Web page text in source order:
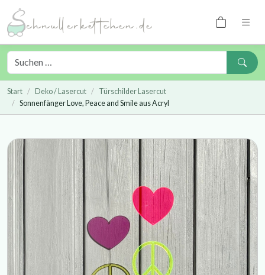
Start Deko / Lasercut
Türschilder Lasercut
Sonnenfänger Love, Peace and Smile aus Acryl